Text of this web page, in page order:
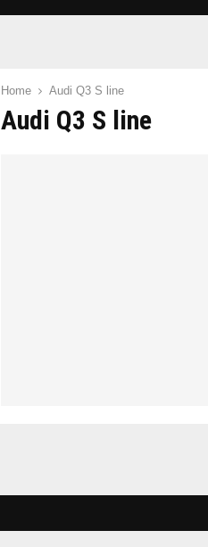
Home Audi Q3 S line
Audi Q3 S line